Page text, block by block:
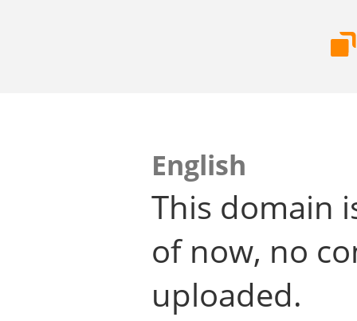
English
This domain
of now, no
uploaded.